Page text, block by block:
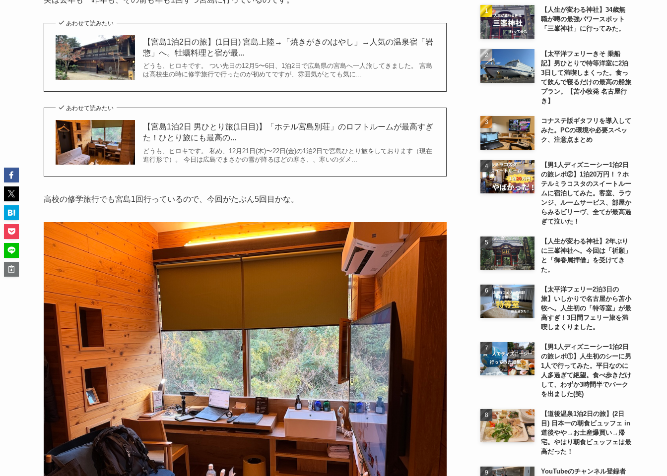
あわせて読みたい
【宮島1泊2日の旅】(1日目) 宮島上陸→「焼きがきのはやし」→人気の温泉宿「岩
惣」へ。牡蠣料理と宿が最...
どうも、ヒロキです。 つい先日の12月5〜6日、1泊2日で広島県の宮島へ一人旅してきました。 宮島
は高校生の時に修学旅行で行ったのが初めてですが、雰囲気がとても気に...
あわせて読みたい
【宮島1泊2日 男ひとり旅(1日目)】「ホテル宮島別荘」のロフトルームが最高すぎ
た！ひとり旅にも最高の...
どうも、ヒロキです。 私め、12月21日(木)〜22日(金)の1泊2日で宮島ひとり旅をしております（現在
進行形で）。 今日は広島でまさかの雪が降るほどの寒さ、、寒いのダメ...
高校の修学旅行でも宮島1回行っているので、今回がたぶん5回目かな。
【人生が変わる神社】34歳無
職が噂の最強パワースポット
「三峯神社」に行ってみた。
【太平洋フェリーきそ 乗船
記】男ひとりで特等洋室に2泊
3日して満喫しまくった。食っ
て飲んで寝るだけの最高の船旅
プラン。【苫小牧発 名古屋行
き】
コナステ版ギタフリを導入して
みた。PCの環境や必要スペッ
ク、注意点まとめ
【男1人ディズニーシー1泊2日
の旅レポ②】1泊20万円！？ホ
テルミラコスタのスイートルー
ムに宿泊してみた。客室、ラウ
ンジ、ルームサービス、部屋か
らみるビリーヴ、全てが最高過
ぎて泣いた！
【人生が変わる神社】2年ぶり
に三峯神社へ。今回は「祈願」
と「御眷属拝借」を受けてき
た。
【太平洋フェリー2泊3日の
旅】いしかりで名古屋から苫小
牧へ。人生初の「特等室」が最
高すぎ！3日間フェリー旅を満
喫しまくりました。
【男1人ディズニーシー1泊2日
の旅レポ①】人生初のシーに男
1人で行ってみた。平日なのに
人多過ぎて絶望。食べ歩きだけ
して、わずか3時間半でパーク
を出ました(笑)
【道後温泉1泊2日の旅】(2日
目) 日本一の朝食ビュッフェ in
道後やや→お土産爆買い→帰
宅。やはり朝食ビュッフェは最
高だった！
YouTubeのチャンネル登録者